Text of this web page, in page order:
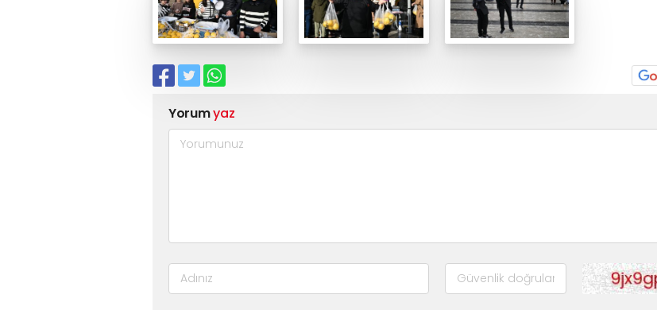
Yorumyaz